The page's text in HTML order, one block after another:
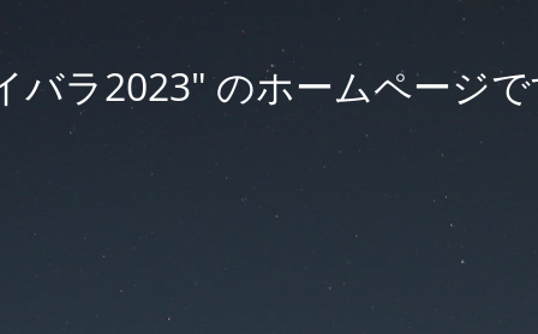
バラ2023" のホームページ